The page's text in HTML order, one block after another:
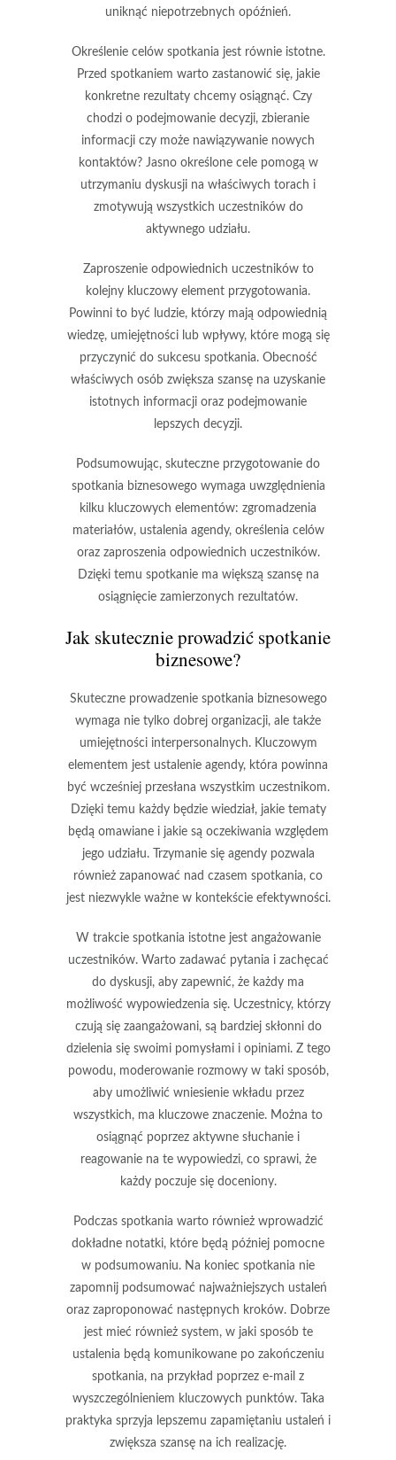
uniknąć niepotrzebnych opóźnień.
Określenie celów spotkania jest równie istotne.
Przed spotkaniem warto zastanowić się, jakie
konkretne rezultaty chcemy osiągnąć. Czy
chodzi o podejmowanie decyzji, zbieranie
informacji czy może nawiązywanie nowych
kontaktów? Jasno określone cele pomogą w
utrzymaniu dyskusji na właściwych torach i
zmotywują wszystkich uczestników do
aktywnego udziału.
Zaproszenie odpowiednich uczestników to
kolejny kluczowy element przygotowania.
Powinni to być ludzie, którzy mają odpowiednią
wiedzę, umiejętności lub wpływy, które mogą się
przyczynić do sukcesu spotkania. Obecność
właściwych osób zwiększa szansę na uzyskanie
istotnych informacji oraz podejmowanie
lepszych decyzji.
Podsumowując, skuteczne przygotowanie do
spotkania biznesowego wymaga uwzględnienia
kilku kluczowych elementów: zgromadzenia
materiałów, ustalenia agendy, określenia celów
oraz zaproszenia odpowiednich uczestników.
Dzięki temu spotkanie ma większą szansę na
osiągnięcie zamierzonych rezultatów.
Jak skutecznie prowadzić spotkanie
biznesowe?
Skuteczne prowadzenie spotkania biznesowego
wymaga nie tylko dobrej organizacji, ale także
umiejętności interpersonalnych. Kluczowym
elementem jest ustalenie agendy, która powinna
być wcześniej przesłana wszystkim uczestnikom.
Dzięki temu każdy będzie wiedział, jakie tematy
będą omawiane i jakie są oczekiwania względem
jego udziału. Trzymanie się agendy pozwala
również zapanować nad czasem spotkania, co
jest niezwykle ważne w kontekście efektywności.
W trakcie spotkania istotne jest angażowanie
uczestników. Warto zadawać pytania i zachęcać
do dyskusji, aby zapewnić, że każdy ma
możliwość wypowiedzenia się. Uczestnicy, którzy
czują się zaangażowani, są bardziej skłonni do
dzielenia się swoimi pomysłami i opiniami. Z tego
powodu, moderowanie rozmowy w taki sposób,
aby umożliwić wniesienie wkładu przez
wszystkich, ma kluczowe znaczenie. Można to
osiągnąć poprzez aktywne słuchanie i
reagowanie na te wypowiedzi, co sprawi, że
każdy poczuje się doceniony.
Podczas spotkania warto również wprowadzić
dokładne notatki, które będą później pomocne
w podsumowaniu. Na koniec spotkania nie
zapomnij podsumować najważniejszych ustaleń
oraz zaproponować następnych kroków. Dobrze
jest mieć również system, w jaki sposób te
ustalenia będą komunikowane po zakończeniu
spotkania, na przykład poprzez e-mail z
wyszczególnieniem kluczowych punktów. Taka
praktyka sprzyja lepszemu zapamiętaniu ustaleń i
zwiększa szansę na ich realizację.